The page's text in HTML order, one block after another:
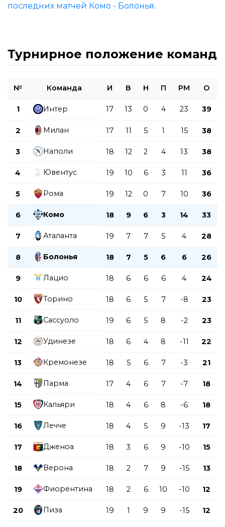
последних матчей Комо - Болонья.
Турнирное положение команд
№ Команда И В Н П РМ О
1 Интер 17 13 0 4 23 39
2 Милан 17 11 5 1 15 38
3 Наполи 18 12 2 4 13 38
4 Ювентус 19 10 6 3 11 36
5 Рома 19 12 0 7 10 36
6 Комо 18 9 6 3 14 33
7 Аталанта 19 7 7 5 4 28
8 Болонья 18 7 5 6 6 26
9 Лацио 18 6 6 6 4 24
10 Торино 18 6 5 7 -8 23
11 Сассуоло 19 6 5 8 -2 23
12 Удинезе 18 6 4 8 -11 22
13 Кремонезе 18 5 6 7 -3 21
14 Парма 17 4 6 7 -7 18
15 Кальяри 18 4 6 8 -6 18
16 Лечче 18 4 5 9 -13 17
17 Дженоа 18 3 6 9 -10 15
18 Верона 18 2 7 9 -15 13
19 Фиорентина 18 2 6 10 -10 12
20 Пиза 19 1 9 9 -15 12